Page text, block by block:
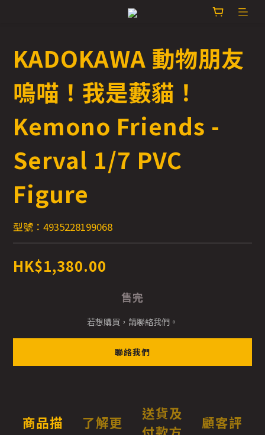
KADOKAWA 動物朋友
嗚喵！我是藪貓！
Kemono Friends -
Serval 1/7 PVC
Figure
型號：4935228199068
HK$1,380.00
售完
若想購買，請聯絡我們。
聯絡我們
商品描
了解更
送貨及
顧客評